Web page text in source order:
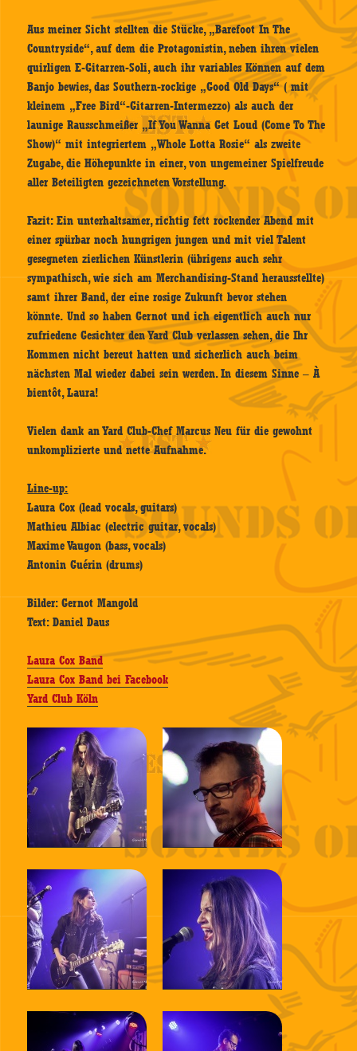
Aus meiner Sicht stellten die Stücke, „Barefoot In The
Countryside“, auf dem die Protagonistin, neben ihren vielen
quirligen E-Gitarren-Soli, auch ihr variables Können auf dem
Banjo bewies, das Southern-rockige „Good Old Days“ ( mit
kleinem „Free Bird“-Gitarren-Intermezzo) als auch der
launige Rausschmeißer „If You Wanna Get Loud (Come To The
Show)“ mit integriertem „Whole Lotta Rosie“ als zweite
Zugabe, die Höhepunkte in einer, von ungemeiner Spielfreude
aller Beteiligten gezeichneten Vorstellung.
Fazit: Ein unterhaltsamer, richtig fett rockender Abend mit
einer spürbar noch hungrigen jungen und mit viel Talent
gesegneten zierlichen Künstlerin (übrigens auch sehr
sympathisch, wie sich am Merchandising-Stand herausstellte)
samt ihrer Band, der eine rosige Zukunft bevor stehen
könnte. Und so haben Gernot und ich eigentlich auch nur
zufriedene Gesichter den Yard Club verlassen sehen, die Ihr
Kommen nicht bereut hatten und sicherlich auch beim
nächsten Mal wieder dabei sein werden. In diesem Sinne – À
bientôt, Laura!
Vielen dank an Yard Club-Chef Marcus Neu für die gewohnt
unkomplizierte und nette Aufnahme.
Line-up:
Laura Cox (lead vocals, guitars)
Mathieu Albiac (electric guitar, vocals)
Maxime Vaugon (bass, vocals)
Antonin Guérin (drums)
Bilder: Gernot Mangold
Text: Daniel Daus
Laura Cox Band
Laura Cox Band bei Facebook
Yard Club Köln